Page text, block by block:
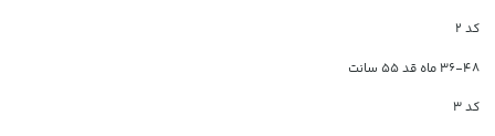
کد 2
36-48 ماه قد 55 سانت
کد 3